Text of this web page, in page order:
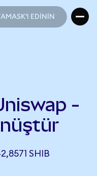
EDİNİN
-
SHIB